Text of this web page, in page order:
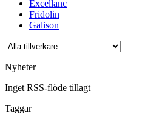
Excellanc
Fridolin
Galison
Nyheter
Inget RSS-flöde tillagt
Taggar